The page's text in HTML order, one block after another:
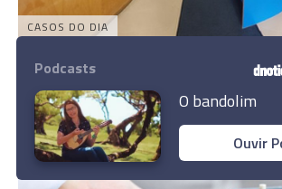
CASOS DO DIA
Alegada virose ou intoxicação
afecta bebés no Infantário do
14 Mai 15:45
Podcasts
O bandolim
Ouvir